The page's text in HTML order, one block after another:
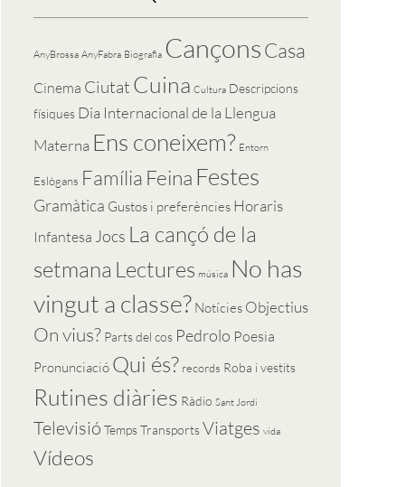
AnyBrossa AnyFabra Biografia CançonsCasa
Cinema Ciutat Cuina Cultura Descripcions
físiques Dia Internacional de la Llengua
Materna Ens coneixem? Entorn
Eslògans Família Feina Festes
Gramàtica Gustos i preferències Horaris
Infantesa Jocs La cançó de la
setmana Lectures música No has
vingut a classe? Notícies Objectius
On vius? Parts del cos Pedrolo Poesia
Pronunciació Qui és? records Roba i vestits
Rutines diàries Ràdio Sant Jordi
Televisió TempsTransportsViatges vida
Vídeos